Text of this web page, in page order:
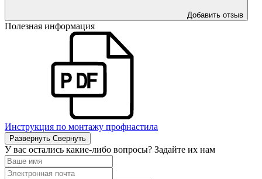
Добавить отзыв
Полезная информация
Инструкция по монтажу профнастила
Развернуть Свернуть
У вас остались какие-либо вопросы? Задайте их нам